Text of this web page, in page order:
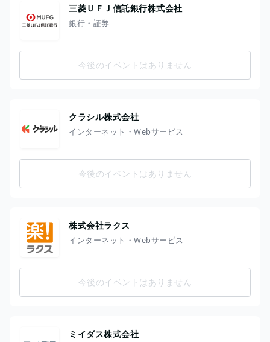
三菱ＵＦＪ信託銀行株式会社
銀行・証券
今後のイベントはありません
クラシル株式会社
インターネット・Webサービス
今後のイベントはありません
株式会社ラクス
インターネット・Webサービス
今後のイベントはありません
ミイダス株式会社